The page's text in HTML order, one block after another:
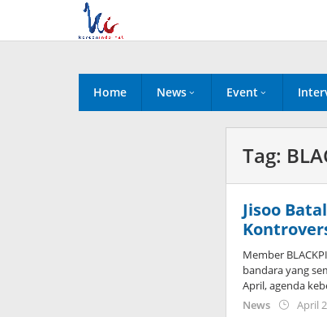
content
Home News Event
Tag:
Jisoo
Member
bandara yang
April, agenda
News
April